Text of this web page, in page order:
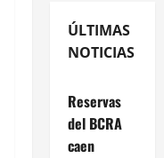
ÚLTIMAS
NOTICIAS
Reservas
del BCRA
caen